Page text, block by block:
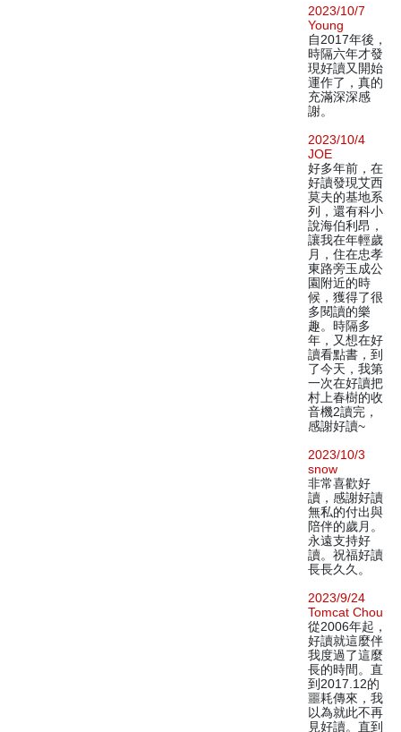
2023/10/7
Young
自2017年後，
時隔六年才發
現好讀又開始
運作了，真的
充滿深深感
謝。
2023/10/4
JOE
好多年前，在
好讀發現艾西
莫夫的基地系
列，還有科小
說海伯利昂，
讓我在年輕歲
月，住在忠孝
東路旁玉成公
園附近的時
候，獲得了很
多閱讀的樂
趣。時隔多
年，又想在好
讀看點書，到
了今天，我第
一次在好讀把
村上春樹的收
音機2讀完，
感謝好讀~
2023/10/3
snow
非常喜歡好
讀，感謝好讀
無私的付出與
陪伴的歲月。
永遠支持好
讀。祝福好讀
長長久久。
2023/9/24
Tomcat Chou
從2006年起，
好讀就這麼伴
我度過了這麼
長的時間。直
到2017.12的
噩耗傳來，我
以為就此不再
見好讀。直到